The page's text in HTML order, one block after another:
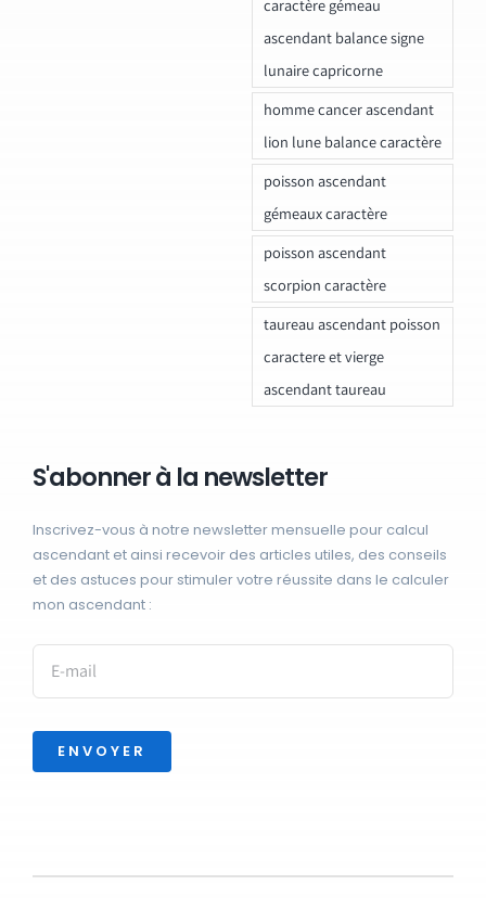
caractère gémeau
ascendant balance signe
lunaire capricorne
homme cancer ascendant
lion lune balance caractère
poisson ascendant
gémeaux caractère
poisson ascendant
scorpion caractère
taureau ascendant poisson
caractere et vierge
ascendant taureau
S'abonner à la newsletter
Inscrivez-vous à notre newsletter mensuelle pour calcul
ascendant et ainsi recevoir des articles utiles, des conseils
et des astuces pour stimuler votre réussite dans le calculer
mon ascendant :
ENVOYER